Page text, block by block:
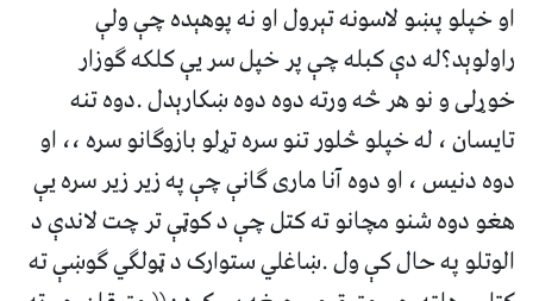
او خپلو پښو لاسونه تېرول او نه پوهېده چې ولې
راولوېد؟له دې کبله چې پر خپل سر یې کلکه ګوزار
خوړلی و نو هر څه ورته دوه دوه ښکارېدل .دوه تنه
تایسان ، له خپلو څلور تنو سره تړلو بازوګانو سره ،، او
دوه دنیس ، او دوه آنا ماری ګانې چې په زیر زیر سره یې
هغو دوه شنو مچانو ته کتل چې د کوټې تر چت لاندې د
الوتلو په حال کې ول .ښاغلي ستوارک د ټولګي ګوښې ته